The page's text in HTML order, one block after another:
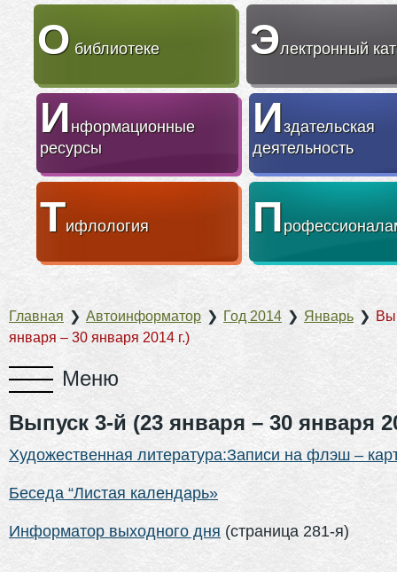
О библиотеке Электронный
Информационные
ресурсы
Издательская
деятельность
Тифлология П
Главная ❯ Автоинформатор ❯ Год 2014 ❯ Январь ❯
января – 30 января 2014 г.)
Выпуск 3-й (23 января – 30 января
Художественная литература:Записи на флэш –
Беседа “Листая календарь»
Информатор выходного дня (страница 281-я)